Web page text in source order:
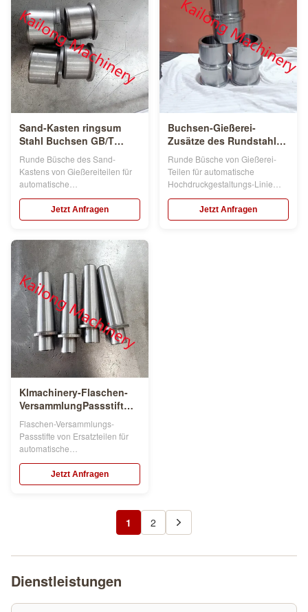
automatischen
Hochdruckgestaltungslinie Stahl
sind, seien Sie unentbehrliche
...
Klammer mit der Verhärtung der
Behandlung, bearbeitend von
Sand-Kasten ringsum
Stahl Buchsen GB/T
5216-2014
Runde Büsche des Sand-
Kastens von Gießereiteilen für
automatische
Hochdruckgestaltungslinie
Runde Büsche von Ersatzteilen
für Gestaltungsflaschen der
Hochdruckgestaltungslinie sind
unentbehrliche Zusätze. Wir
können das Werfen mit
Druckfreigabe mit Zertifikaten,
Stahlmaterial der ...
Jetzt Anfragen
Buchsen-Gießerei-
Zusätze des Rundstahl-
20CrMnTiH
Runde Büsche von Gießerei-
Teilen für automatische
Hochdruckgestaltungs-Linie
Runde Büsche von Ersatzteilen
für Gestaltungsflaschen der
automatischen
Jetzt Anfragen
Klmachinery-Flaschen-
VersammlungPassstift
Gießerei-Teile
Flaschen-Versammlungs-
Passstifte von Ersatzteilen für
automatische
Hochdruckgestaltungs-Linie
Passstift des
Flaschenversammlungsmaterials
Hochdruckgestaltungslinie Stahl
Zusätze. Einfache Verhärtung, ...
Jetzt Anfragen
1 2
Dienstleistungen